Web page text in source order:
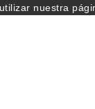
nuestra